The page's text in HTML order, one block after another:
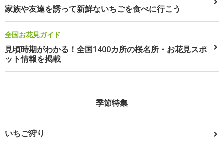
家族や友達を誘って新鮮ないちごを食べに行こう
全国お花見ガイド
見頃時期がわかる！全国1400カ所の桜名所・お花見スポ
ット情報を掲載
季節特集
いちご狩り